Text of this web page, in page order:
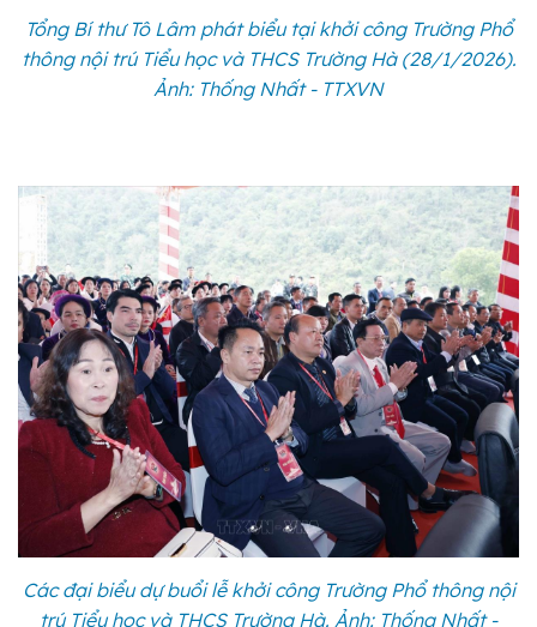
Tổng Bí thư Tô Lâm phát biểu tại khởi công Trường Phổ
thông nội trú Tiểu học và THCS Trường Hà (28/1/2026).
Ảnh: Thống Nhất - TTXVN
Các đại biểu dự buổi lễ khởi công Trường Phổ thông nội
trú Tiểu học và THCS Trường Hà. Ảnh: Thống Nhất -